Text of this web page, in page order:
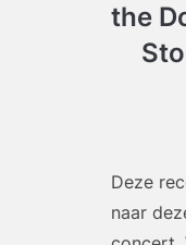
the
Deze
naar